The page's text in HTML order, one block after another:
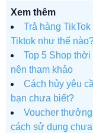
Xem thêm
Trả hàng
Tiktok như thế
Top 5 Shop thời
nên tham khảo
Cách hủy yêu
bạn chưa biết?
Voucher
cách sử dụng